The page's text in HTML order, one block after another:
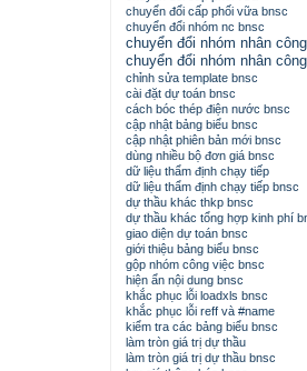
chuyển đổi cấp phối vữa bnsc
chuyển đổi nhóm nc bnsc
chuyển đổi nhóm nhân công
chuyển đổi nhóm nhân
chỉnh sửa template bnsc
cài đặt dự toán bnsc
cách bóc thép điện nước bnsc
cập nhật bảng biểu bnsc
cập nhật phiên bản mới bnsc
dùng nhiều bộ đơn giá bnsc
dữ liệu thẩm định chạy tiếp
dữ liệu thẩm định chạy tiếp bnsc
dự thầu khác thkp bnsc
dự thầu khác tổng hợp kinh phí
giao diện dự toán bnsc
giới thiệu bảng biểu bnsc
gộp nhóm công việc bnsc
hiện ẩn nội dung bnsc
khắc phục lỗi loadxls bnsc
khắc phục lỗi reff và #name
kiểm tra các bảng biểu bnsc
làm tròn giá trị dự thầu
làm tròn giá trị dự thầu bnsc